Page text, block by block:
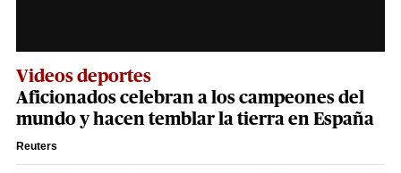
Videos deportes
Aficionados celebran a los campeones del
mundo y hacen temblar la tierra en España
Reuters